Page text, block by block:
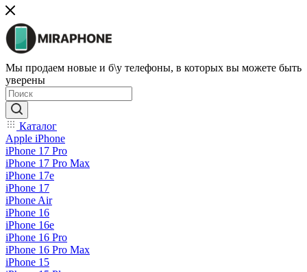
Мы продаем новые и б\у телефоны, в которых вы можете быть
уверены
Каталог
Apple iPhone
iPhone 17 Pro
iPhone 17 Pro Max
iPhone 17e
iPhone 17
iPhone Air
iPhone 16
iPhone 16e
iPhone 16 Pro
iPhone 16 Pro Max
iPhone 15